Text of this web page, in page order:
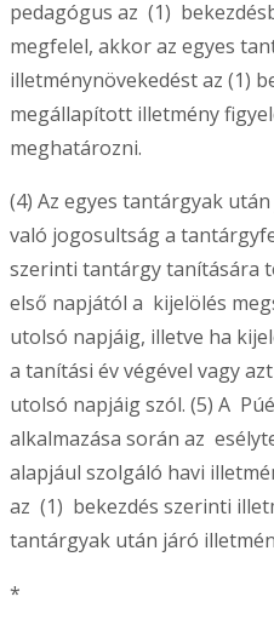
pedagógus az (1)
megfelel, akkor az egyes
illetménynövekedést az (1)
megállapított illetmény
meghatározni.
(4) Az egyes tantárgyak
való jogosultság a
szerinti tantárgy tanítására
első napjától a kijelölés
utolsó napjáig, illetve ha
a tanítási év végével vagy
utolsó napjáig szól. (5) A
alkalmazása során az
alapjául szolgáló havi
az (1) bekezdés szerinti
tantárgyak után járó
*